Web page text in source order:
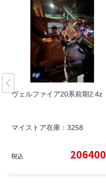
ヴェルファイア20系前期2.4z
マイストア在庫： 3258
税込 206400